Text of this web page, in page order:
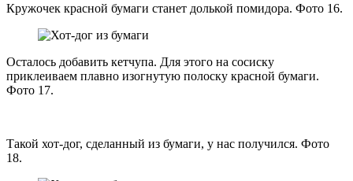
Кружочек красной бумаги станет долькой помидора. Фото 16.
Осталось добавить кетчупа. Для этого на сосиску
приклеиваем плавно изогнутую полоску красной бумаги.
Фото 17.
Такой хот-дог, сделанный из бумаги, у нас получился. Фото
18.